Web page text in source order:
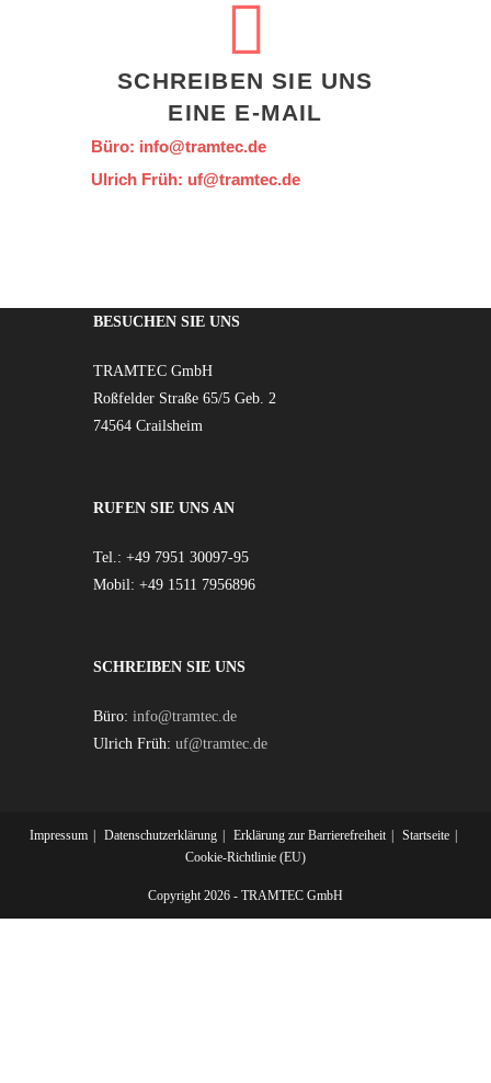
SCHREIBEN SIE UNS
EINE E-MAIL
Büro: info@tramtec.de
Ulrich Früh: uf@tramtec.de
BESUCHEN SIE UNS
TRAMTEC GmbH
Roßfelder Straße 65/5 Geb. 2
74564 Crailsheim
RUFEN SIE UNS AN
Tel.: +49 7951 30097-95
Mobil: +49 1511 7956896
SCHREIBEN SIE UNS
Büro: info@tramtec.de
Ulrich Früh: uf@tramtec.de
Impressum Datenschutzerklärung Erklärung zur Barrierefreiheit
Startseite
Cookie-Richtlinie (EU)
Copyright 2026 - TRAMTEC GmbH